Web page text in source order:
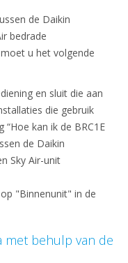
de Daikin
bedrade
u het volgende
en sluit die aan
die gebruik
“Hoe kan ik de BRC1E
de Daikin
Sky Air-unit
"Binnenunit" in de
met behulp van de